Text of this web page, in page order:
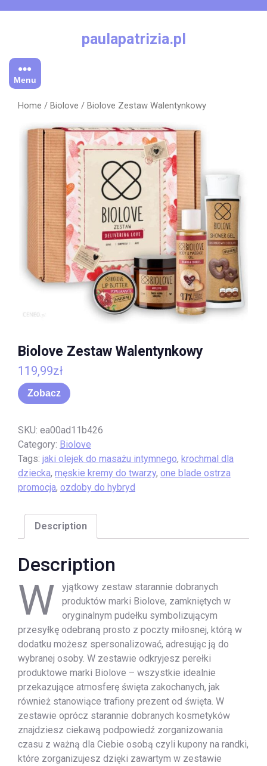
paulapatrizia.pl
Menu
Home / Biolove / Biolove Zestaw Walentynkowy
Biolove Zestaw Walentynkowy
119,99zł
Zobacz
SKU: ea00ad11b426
Category: Biolove
Tags: jaki olejek do masażu intymnego, krochmal dla
dziecka, męskie kremy do twarzy, one blade ostrza
promocja, ozdoby do hybryd
Description
Description
W
yjątkowy zestaw starannie dobranych
produktów marki Biolove, zamkniętych w
oryginalnym pudełku symbolizującym
przesyłkę odebraną prosto z poczty miłosnej, którą w
dodatku możesz spersonalizować, adresując ją do
wybranej osoby. W zestawie odkryjesz perełki
produktowe marki Biolove – wszystkie idealnie
przekazujące atmosferę święta zakochanych, jak
również stanowiące trafiony prezent od święta. W
zestawie oprócz starannie dobranych kosmetyków
znajdziesz ciekawą podpowiedź zorganizowania
czasu z ważną dla Ciebie osobą czyli kupony na randki,
które zorganizujesz dzięki zawartym w zestawie